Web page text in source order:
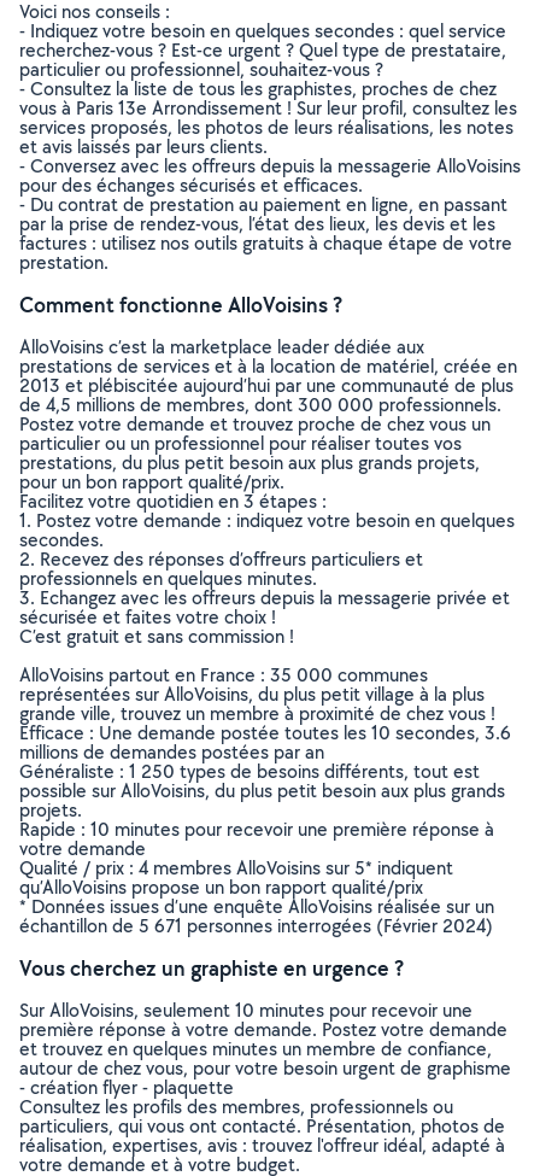
Voici nos conseils :
- Indiquez votre besoin en quelques secondes : quel service
recherchez-vous ? Est-ce urgent ? Quel type de prestataire,
particulier ou professionnel, souhaitez-vous ?
- Consultez la liste de tous les graphistes, proches de chez
vous à Paris 13e Arrondissement ! Sur leur profil, consultez les
services proposés, les photos de leurs réalisations, les notes
et avis laissés par leurs clients.
- Conversez avec les offreurs depuis la messagerie AlloVoisins
pour des échanges sécurisés et efficaces.
- Du contrat de prestation au paiement en ligne, en passant
par la prise de rendez-vous, l’état des lieux, les devis et les
factures : utilisez nos outils gratuits à chaque étape de votre
prestation.
Comment fonctionne AlloVoisins ?
AlloVoisins c’est la marketplace leader dédiée aux
prestations de services et à la location de matériel, créée en
2013 et plébiscitée aujourd’hui par une communauté de plus
de 4,5 millions de membres, dont 300 000 professionnels.
Postez votre demande et trouvez proche de chez vous un
particulier ou un professionnel pour réaliser toutes vos
prestations, du plus petit besoin aux plus grands projets,
pour un bon rapport qualité/prix.
Facilitez votre quotidien en 3 étapes :
1. Postez votre demande : indiquez votre besoin en quelques
secondes.
2. Recevez des réponses d’offreurs particuliers et
professionnels en quelques minutes.
3. Echangez avec les offreurs depuis la messagerie privée et
sécurisée et faites votre choix !
C’est gratuit et sans commission !
AlloVoisins partout en France : 35 000 communes
représentées sur AlloVoisins, du plus petit village à la plus
grande ville, trouvez un membre à proximité de chez vous !
Efficace : Une demande postée toutes les 10 secondes, 3.6
millions de demandes postées par an
Généraliste : 1 250 types de besoins différents, tout est
possible sur AlloVoisins, du plus petit besoin aux plus grands
projets.
Rapide : 10 minutes pour recevoir une première réponse à
votre demande
Qualité / prix : 4 membres AlloVoisins sur 5* indiquent
qu’AlloVoisins propose un bon rapport qualité/prix
* Données issues d’une enquête AlloVoisins réalisée sur un
échantillon de 5 671 personnes interrogées (Février 2024)
Vous cherchez un graphiste en urgence ?
Sur AlloVoisins, seulement 10 minutes pour recevoir une
première réponse à votre demande. Postez votre demande
et trouvez en quelques minutes un membre de confiance,
autour de chez vous, pour votre besoin urgent de graphisme
- création flyer - plaquette
Consultez les profils des membres, professionnels ou
particuliers, qui vous ont contacté. Présentation, photos de
réalisation, expertises, avis : trouvez l'offreur idéal, adapté à
votre demande et à votre budget.